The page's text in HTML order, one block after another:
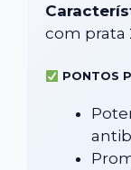
com prata
PONTOS